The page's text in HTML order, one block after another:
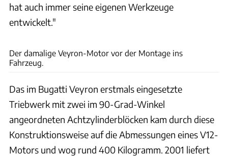
hat auch immer seine eigenen Werkzeuge
entwickelt."
Der damalige Veyron-Motor vor der Montage ins
Fahrzeug.
Das im Bugatti Veyron erstmals eingesetzte
Triebwerk mit zwei im 90-Grad-Winkel
angeordneten Achtzylinderblöcken kam durch diese
Konstruktionsweise auf die Abmessungen eines V12-
Motors und wog rund 400 Kilogramm. 2001 liefert